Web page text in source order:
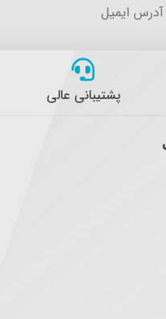
آدرس ایمیل
پشتیبانی عالی